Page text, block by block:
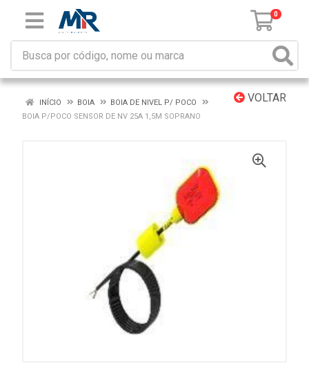
0
VOLTAR
INÍCIO BOIA
BOIA DE NIVEL P/ POCO
BOIA P/POCO SENSOR DE NV 25A 1,5M SOPRANO